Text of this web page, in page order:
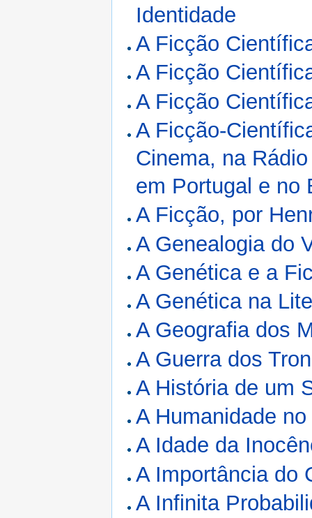
Identidade
A Ficção
A Ficção
A Ficção
A Ficção-
Cinema, na
em Portugal e no
A Ficção, por
A Genealogia do
A Genética e a
A Genética na
A Geografia dos
A Guerra dos
A História de um
A Humanidade
A Idade da
A Importância do
A Infinita